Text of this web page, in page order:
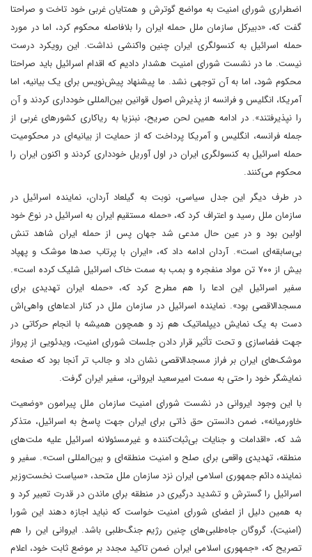
اضطراری شورای امنیت به مواضع گوترش و همتایان غربی خود تاخت و صراحتا
گفت که، «دبیرکل سازمان ملل حمله ایران را بلافاصله محکوم کرد، اما در مورد
حمله اسرائیل به کنسولگری ایران چنین واکنشی نداشت. این رویکرد درست
نیست. ما در نشست شورای امنیت هشدار دادیم که اقدام اسرائیل باید صراحتا
محکوم شود، اما به آن توجهی نشد. ما پیشنهاد پیش‌نویس برای یک بیانیه، اما
آمریکا، انگلیس و فرانسه از پذیرش اصول قوانین بین‌المللی خودداری کردند و آن
را نپذیرفتند». در ادامه همین لحن صریح، نبنزیا به ریاکاری کشور‌های غربی از
جمله فرانسه، انگلیس و آمریکا پرداخت که از حمایت از بیانیه‌ای در محکومیت
حمله اسرائیل به کنسولگری ایران در اول آوریل خودداری کردند و اکنون ایران را
محکوم می‌کنند.
در طرف دیگر این جدل سیاسی، نوبت به گیلعاد آردان، نماینده اسرائیل در
سازمان ملل رسید و اعتراف کرد که، «حمله مستقیم ایران به اسرائیل در نوع خود
اولین بود و در عین حال مدعی شد جهان پس از حمله ایران شاهد تنش
بی‌سابقه‌ای است». آردان ادامه داد که، «ایران با پرتاب صد‌ها موشک و پهپاد
بیش از ۷۰۰ تن مواد منفجره و بمب به سمت خاک اسرائیل شلیک کرده است».
سفیر اسرائیل این ادعا را هم مطرح کرد که، «حمله ایران تهدیدی برای
مسجدالاقصی بود». نماینده اسرائیل در سازمان ملل در کنار ادعاهای واهی‌اش
دست به یک نمایش دیپلماتیک هم زد و همچون همیشه با انجام حرکاتی در
جهت فضاسازی و تحت تأثیر قرار دادن جلسات شورای امنیت، ویدئویی از پرواز
موشک‌های ایران بر فراز مسجدالاقصی نشان داد و جالب تر آنجا بود که صفحه
نمایشگر خود را حتی به سمت امیرسعید ایروانی، سفیر ایران گرفت.
با این وجود ایروانی در نشست شورای امنیت سازمان ملل پیرامون «وضعیت
خاورمیانه»، ضمن دانستن حق ذاتی برای ایران جهت پاسخ به اسرائیل، متذکر
شد که، «اقدامات و جنایات بی‌ثبات‌کننده و غیرمسئولانه اسرائیل علیه ملت‌های
منطقه، تهدیدی واقعی برای صلح و امنیت منطقه‌ای و بین‌المللی است». سفیر و
نماینده دائم جمهوری اسلامی ایران نزد سازمان ملل متحد، «سیاست نخست‌وزیر
اسرائیل را گسترش و تشدید درگیری در منطقه برای ماندن در قدرت تعبیر کرد و
به همین دلیل از اعضای شورای امنیت خواست که نباید اجازه دهند این شورا
(امنیت)، گروگان جاه‌طلبی‌های چنین رژیم جنگ‌طلبی باشد. ایروانی این را هم
تصریح که، «جمهوری اسلامی ایران ضمن تاکید مجدد بر موضع ثابت خود، اعلام